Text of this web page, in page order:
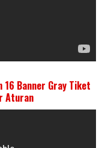
16 Banner Gray Tiket
Aturan